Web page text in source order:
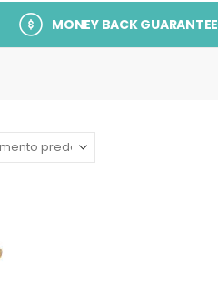
MONEY BACK GUARANTEE